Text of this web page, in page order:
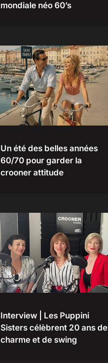
mondiale néo 60’s
Un été des belles années
60/70 pour garder la
crooner attitude
Interview | Les Puppini
Sisters célèbrent 20 ans de
charme et de swing